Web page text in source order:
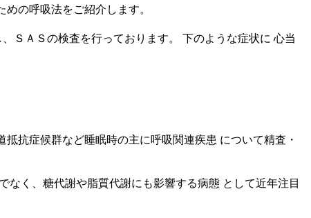
の呼吸法をご紹介します。
ＳＡＳの検査を行っております。 下のような症状に 心当
抗症候群など睡眠時の主に呼吸関連疾患 について精査・
く、糖代謝や脂質代謝にも影響する病態 として近年注目